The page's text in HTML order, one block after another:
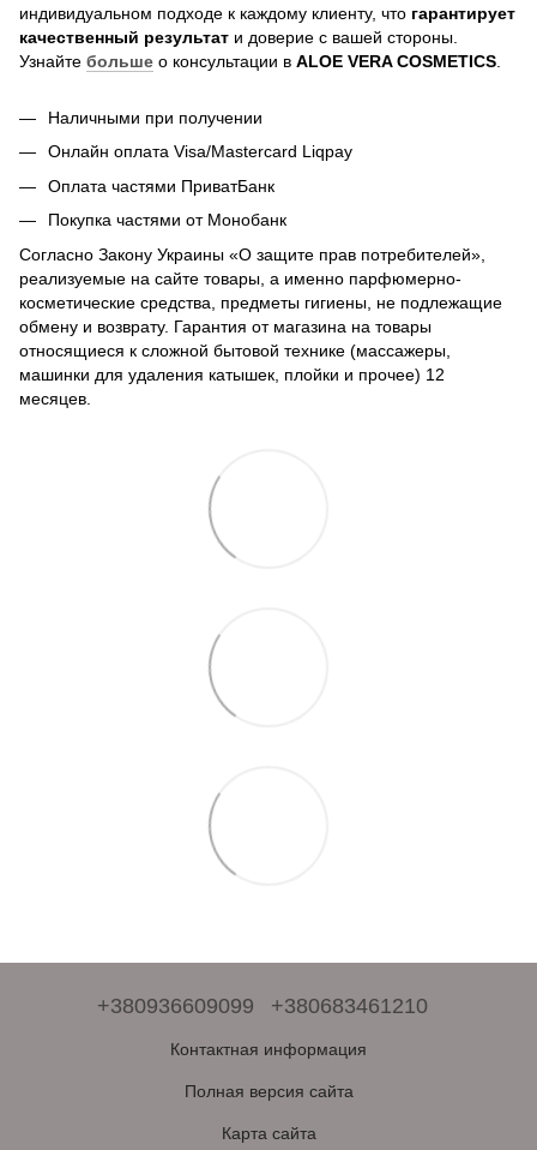
индивидуальном подходе к каждому клиенту, что гарантирует
качественный результат и доверие с вашей стороны.
Узнайте больше о консультации в ALOE VERA COSMETICS
Наличными при получении
Онлайн оплата Visa/Mastercard Liqpay
Оплата частями ПриватБанк
Покупка частями от Монобанк
Согласно Закону Украины «О защите прав потребителей»,
реализуемые на сайте товары, а именно парфюмерно-
косметические средства, предметы гигиены, не подлежащие
обмену и возврату. Гарантия от магазина на товары
относящиеся к сложной бытовой технике (массажеры,
машинки для удаления катышек, плойки и прочее) 12
месяцев.
+380936609099 +380683461210
Контактная информация
Полная версия сайта
Карта сайта